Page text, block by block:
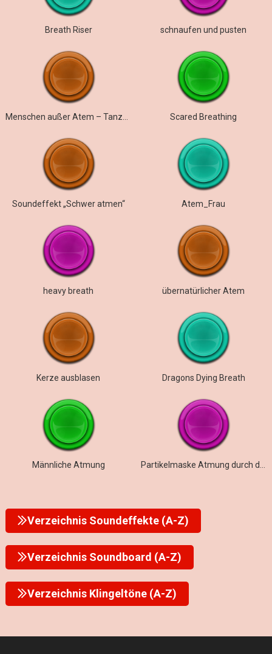
Breath Riser schnaufen und pusten
Scared Breathing
Soundeffekt „Schwer atmen“ Atem_Frau
heavy breath übernatürlicher Atem
Kerze ausblasen Dragons Dying Breath
Männliche Atmung
Verzeichnis Soundeffekte (A-Z)
Verzeichnis Soundboard (A-Z)
Verzeichnis Klingeltöne (A-Z)